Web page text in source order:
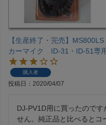
【生産終了・完売】
カーマイク ID-31・ID-51専
購入者
投稿日 2020/04/07
DJ-PV1D用に買ったので
せん。純正品と比べるとコ